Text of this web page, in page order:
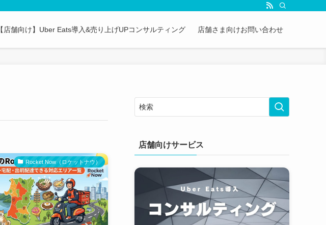
【店舗向け】Uber Eats導入&売り上げUPコンサルティング 店舗さま向けお問い合わせ
Rocket Now（ロケットナウ）
店舗向けサービス